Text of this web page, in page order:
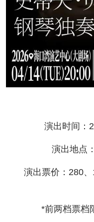
演出时间：
演出地点：
演出票价：280、
*前两档票档限